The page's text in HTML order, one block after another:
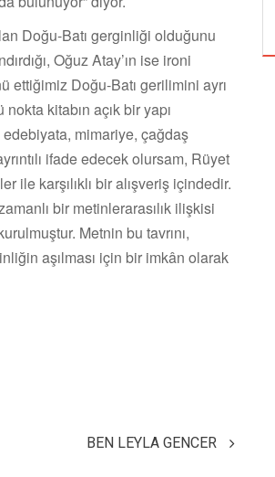
Doğu-Batı gerginliği olduğunu
Oğuz Atay’ın ise ironi
ettiğimiz Doğu-Batı gerilimini ayrı
kitabın açık bir yapı
mimariye, çağdaş
ifade edecek olursam, Rüyet
ile karşılıklı bir alışveriş içindedir.
bir metinlerarasılık ilişkisi
Metnin bu tavrını,
aşılması için bir imkân olarak
BEN LEYLA GENCER
ÖZPETEK VE VAHİDE PERÇİN'İN